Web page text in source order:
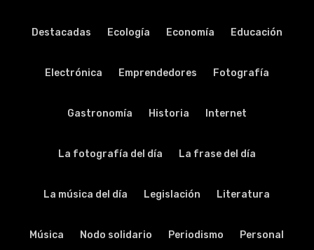
Destacadas Ecología Economía Educación
Electrónica Emprendedores Fotografía
Gastronomía Historia Internet
La fotografía del día La frase del día
La música del día Legislación Literatura
Música Nodo solidario Periodismo Personal